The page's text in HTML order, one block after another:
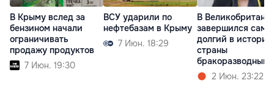
В Крыму вслед за
бензином начали
ограничивать
продажу продуктов
7 Июн. 19:30
ВСУ ударили по
нефтебазам в Крыму
7 Июн. 18:29
В
завершился
долгий в истории
страны
бракоразводный
процесс
2 Июн. 23:22